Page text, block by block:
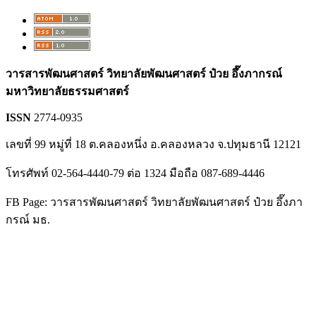
วารสารพัฒนศาสตร์ วิทยาลัยพัฒนศาสตร์ ป๋วย อึ๊งภากรณ์
มหาวิทยาลัยธรรมศาสตร์
ISSN 2774-0935
เลขที่ 99 หมู่ที่ 18 ต.คลองหนึ่ง อ.คลองหลวง จ.ปทุมธานี 12121
โทรศัพท์ 02-564-4440-79 ต่อ 1324 มือถือ 087-689-4446
FB Page: วารสารพัฒนศาสตร์ วิทยาลัยพัฒนศาสตร์ ป๋วย อึ๊งภา
กรณ์ มธ.